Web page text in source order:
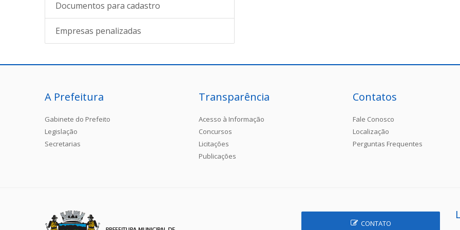
Documentos para cadastro
Empresas penalizadas
A Prefeitura
Gabinete do Prefeito
Legislação
Secretarias
Transparência
Acesso à Informação
Concursos
Licitações
Publicações
Contatos
Fale Conosco
Localização
Perguntas Frequentes
CONTATO